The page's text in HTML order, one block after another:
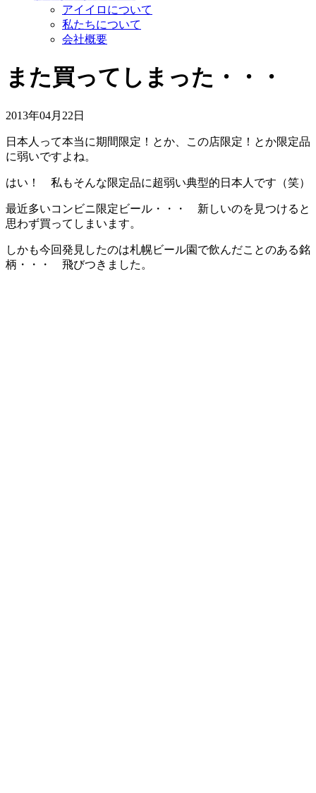
アイイロについて
私たちについて
会社概要
また買ってしまった・・・
2013年04月22日
日本人って本当に期間限定！とか、この店限定！とか限定品
に弱いですよね。
はい！ 私もそんな限定品に超弱い典型的日本人です（笑）
最近多いコンビニ限定ビール・・・ 新しいのを見つけると
思わず買ってしまいます。
しかも今回発見したのは札幌ビール園で飲んだことのある銘
柄・・・ 飛びつきました。